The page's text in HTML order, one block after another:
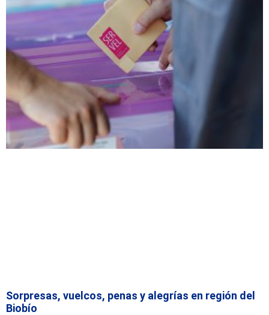
Sorpresas, vuelcos, penas y alegrías en región del
Biobío